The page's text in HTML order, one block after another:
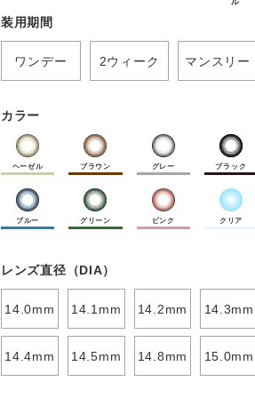
ル
装用期間
ワンデー 2ウィーク マンスリー
カラー
ヘーゼル ブラウン グレー ブラック
ブルー グリーン ピンク クリア
レンズ直径（DIA）
14.0mm 14.1mm 14.2mm 14.3mm
14.4mm 14.5mm 14.8mm 15.0mm